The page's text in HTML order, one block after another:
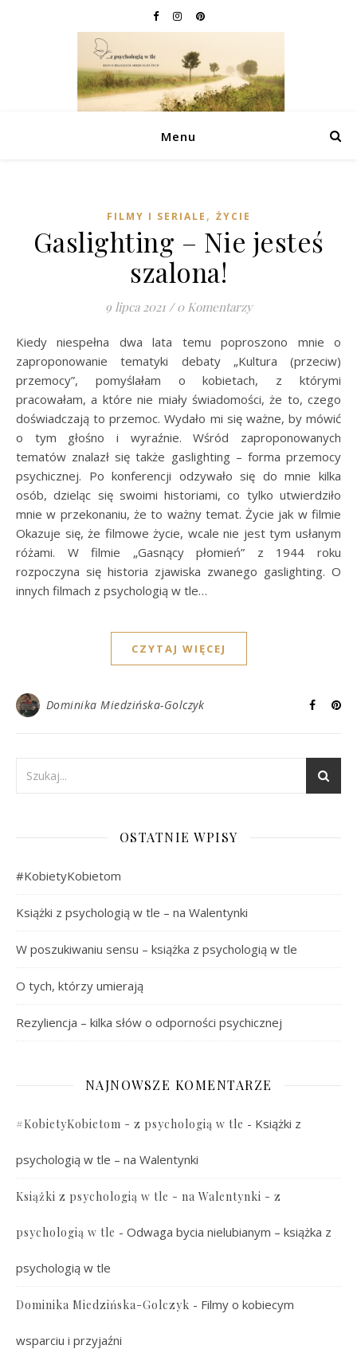
Menu
FILMY I SERIALE , ŻYCIE
Gaslighting – Nie jesteś
szalona!
9 lipca 2021 / 0 Komentarzy
Kiedy niespełna dwa lata temu poproszono mnie o
zaproponowanie tematyki debaty „Kultura (przeciw)
przemocy”, pomyślałam o kobietach, z którymi
pracowałam, a które nie miały świadomości, że to, czego
doświadczają to przemoc. Wydało mi się ważne, by mówić
o tym głośno i wyraźnie. Wśród zaproponowanych
tematów znalazł się także gaslighting – forma przemocy
psychicznej. Po konferencji odzywało się do mnie kilka
osób, dzieląc się swoimi historiami, co tylko utwierdziło
mnie w przekonaniu, że to ważny temat. Życie jak w filmie
Okazuje się, że filmowe życie, wcale nie jest tym usłanym
różami. W filmie „Gasnący płomień” z 1944 roku
rozpoczyna się historia zjawiska zwanego gaslighting. O
innych filmach z psychologią w tle…
CZYTAJ WIĘCEJ
Dominika Miedzińska-Golczyk
OSTATNIE WPISY
#KobietyKobietom
Książki z psychologią w tle – na Walentynki
W poszukiwaniu sensu – książka z psychologią w tle
O tych, którzy umierają
Rezyliencja – kilka słów o odporności psychicznej
NAJNOWSZE KOMENTARZE
#KobietyKobietom - z psychologią w tle - Książki z
psychologią w tle – na Walentynki
Książki z psychologią w tle - na Walentynki - z
psychologią w tle - Odwaga bycia nielubianym – książka z
psychologią w tle
Dominika Miedzińska-Golczyk - Filmy o kobiecym
wsparciu i przyjaźni